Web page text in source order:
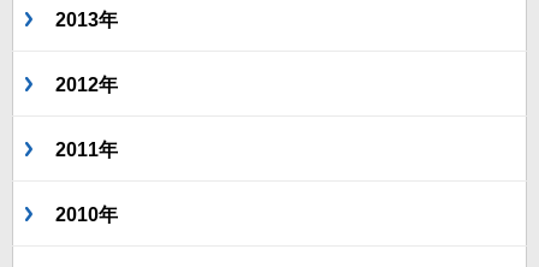
2013年
2012年
2011年
2010年